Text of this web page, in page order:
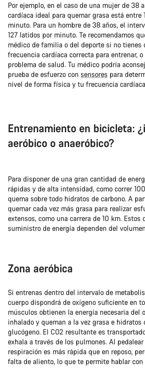
Por ejemplo, en el caso de una mujer de 38
cardíaca ideal para quemar grasa está entre
minuto. Para un hombre de 38 años, el
127 latidos por minuto. Te recomendamos
médico de familia o del deporte si no tienes
frecuencia cardíaca correcta para entrenar,
problema de salud. Tu médico podría
prueba de esfuerzo con sensores para
nivel de forma física y tu frecuencia
Entrenamiento en bicicleta:
aeróbico o anaeróbico?
Para disponer de una gran cantidad de
rápidas y de alta intensidad, como correr
quema sobre todo hidratos de carbono. A
quemar cada vez más grasa para realizar
extensos, como una carrera de 10 km. Estos
suministro de energía dependen del
Zona aeróbica
Si entrenas dentro del intervalo de
cuerpo dispondrá de oxígeno suficiente en
músculos obtienen la energía necesaria del
inhalado y queman a la vez grasa e hidratos
glucógeno. El CO2 resultante es
exhala a través de los pulmones. Al
respiración es más rápida que en reposo,
falta de aliento, lo que te permite hablar